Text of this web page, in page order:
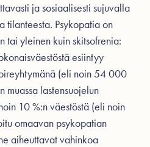
ja sosiaalisesti sujuvalla
tilanteesta. Psykopatia on
tai yleinen kuin skitsofrenia:
esiintyy
(eli noin 54 000
muassa lastensuojelun
10 %:n väestöstä (eli noin
omaavan psykopatian
aiheuttavat vahinkoa